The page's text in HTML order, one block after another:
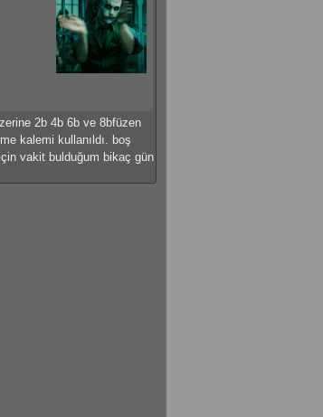
2b 4b 6b ve 8bfüzen
kalemi kullanıldı. boş
vakit bulduğum bikaç gün